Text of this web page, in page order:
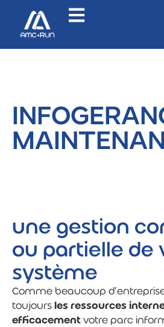
une gestion
ou partielle de
système
Comme beaucoup
toujours les ressources
efficacement votre parc